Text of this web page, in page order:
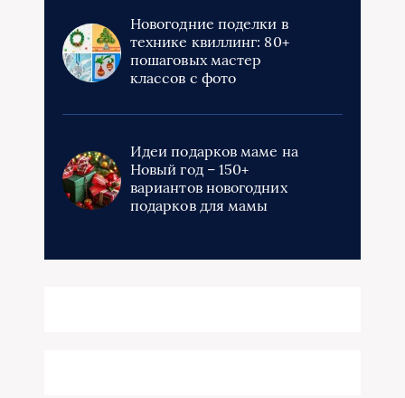
Новогодние поделки в
технике квиллинг: 80+
пошаговых мастер
классов с фото
Идеи подарков маме на
Новый год – 150+
вариантов новогодних
подарков для мамы